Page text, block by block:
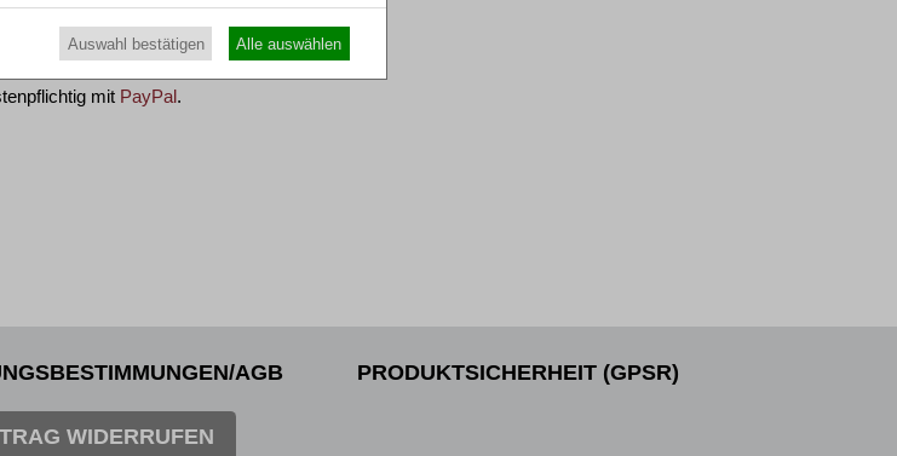
mit PayPal.
AGB PRODUKTSICHERHEIT (GPSR)
WIDERRUFEN
Auswahl bestätigen Alle auswählen